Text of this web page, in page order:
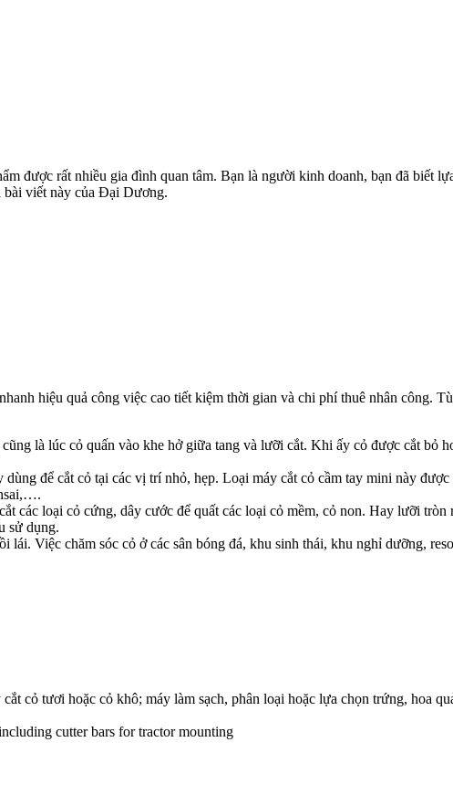
được rất nhiều gia đình quan tâm. Bạn là người kinh doanh, bạn đã biết
bài viết này của Đại Dương.
hiệu quả công việc cao tiết kiệm thời gian và chi phí thuê nhân công.
là lúc cỏ quấn vào khe hở giữa tang và lưỡi cắt. Khi ấy cỏ được cắt bỏ
để cắt cỏ tại các vị trí nhỏ, hẹp. Loại máy cắt cỏ cầm tay mini này
các loại cỏ cứng, dây cước để quất các loại cỏ mềm, cỏ non. Hay lưỡi
sử dụng.
Việc chăm sóc cỏ ở các sân bóng đá, khu sinh thái, khu nghỉ dưỡng,
cỏ tươi hoặc cỏ khô; máy làm sạch, phân loại hoặc lựa chọn trứng, hoa
cutter bars for tractor mounting